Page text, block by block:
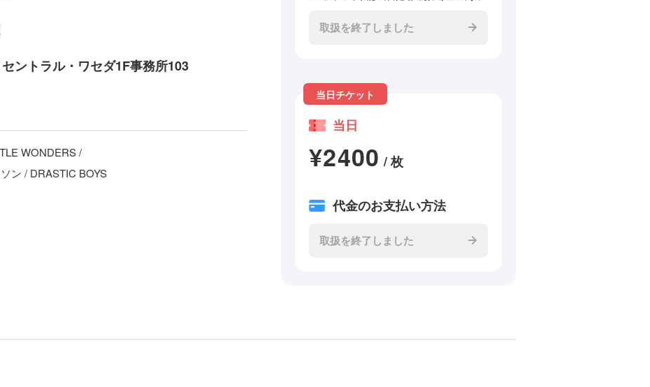
ントラル・ワセダ1F事務所103
WONDERS /
ン / DRASTIC BOYS
取扱を終了しました
当日チケット
当日
¥2400 / 枚
代金のお支払い方法
取扱を終了しました